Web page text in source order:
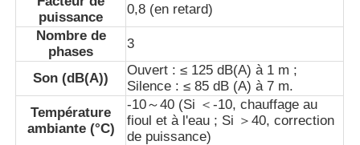
Véhicule d'éclairage mobile
puissance
0,8 (en retard)
Nombre de
phases
3
Son (dB(A))
Ouvert : ≤ 125 dB(A) à 1 m ;
Silence : ≤ 85 dB (A) à 7 m.
Température
ambiante (°C)
-10～40 (Si ＜-10, chauffage au
fioul et à l'eau ; Si ＞40, correction
de puissance)